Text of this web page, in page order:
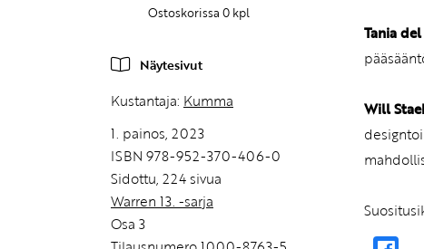
Ostoskorissa 0kpl
Näytesivut
Kustantaja: Kumma
1. painos, 2023
ISBN 978-952-370-406-0
Sidottu, 224 sivua
Warren 13. -sarja
Osa 3
Tania
Will